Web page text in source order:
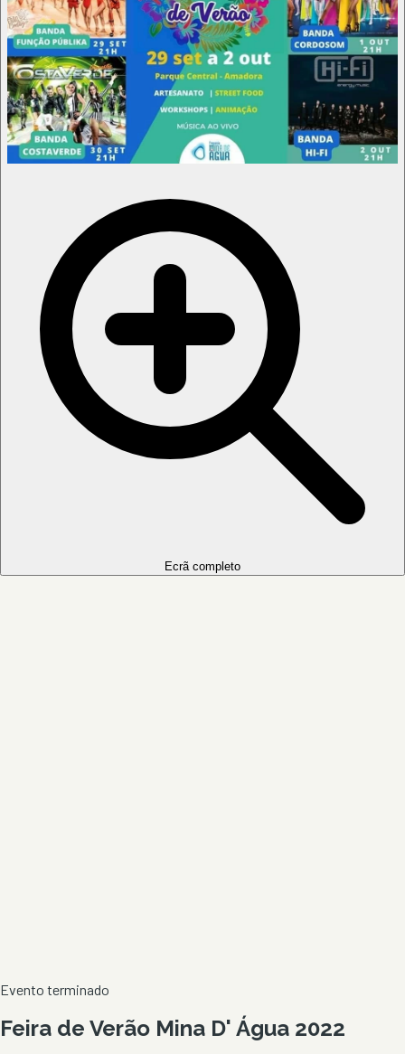
Ecrã completo
Evento terminado
Feira de Verão Mina D' Água 2022